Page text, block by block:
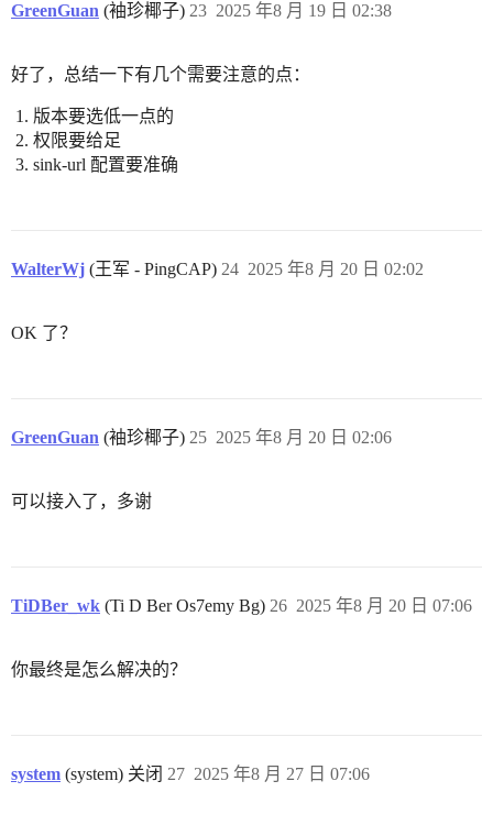
GreenGuan (袖珍椰子) 2025 年8 月 19 日 02:38
23
好了，总结一下有几个需要注意的点：
版本要选低一点的
权限要给足
sink-url 配置要准确
WalterWj (王军 - PingCAP) 2025 年8 月 20 日 02:02
24
OK 了？
GreenGuan (袖珍椰子) 2025 年8 月 20 日 02:06
25
可以接入了，多谢
TiDBer_wk (Ti D Ber Os7emy Bg) 2025 年8 月 20 日 07:06
26
你最终是怎么解决的？
system (system) 关闭 2025 年8 月 27 日 07:06
27